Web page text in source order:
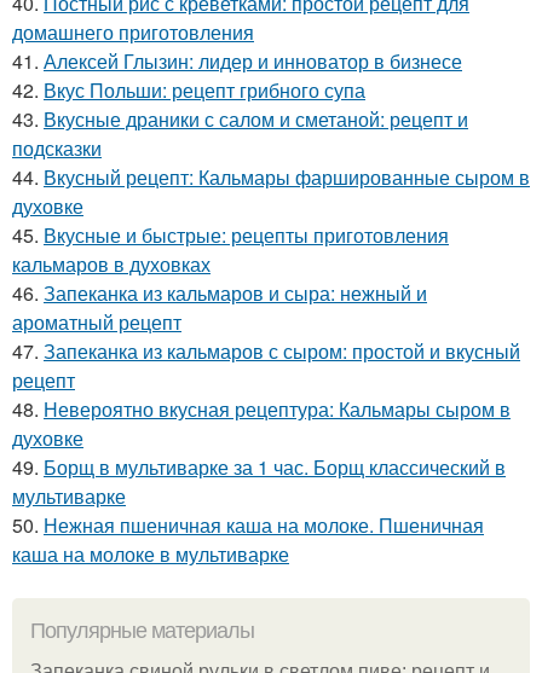
домашнего приготовления
41. Алексей Глызин: лидер и инноватор в бизнесе
42. Вкус Польши: рецепт грибного супа
43. Вкусные драники с салом и сметаной: рецепт и
подсказки
44. Вкусный рецепт: Кальмары фаршированные сыром в
духовке
45. Вкусные и быстрые: рецепты приготовления
кальмаров в духовках
46. Запеканка из кальмаров и сыра: нежный и
ароматный рецепт
47. Запеканка из кальмаров с сыром: простой и вкусный
рецепт
48. Невероятно вкусная рецептура: Кальмары сыром в
духовке
49. Борщ в мультиварке за 1 час. Борщ классический в
мультиварке
50. Нежная пшеничная каша на молоке. Пшеничная
каша на молоке в мультиварке
Популярные материалы